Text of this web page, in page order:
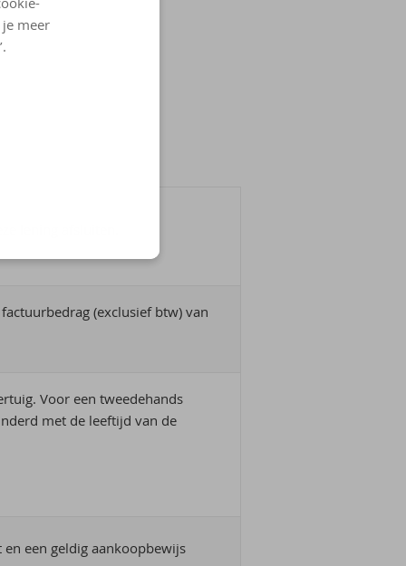
meer
lening afsluiten.
(exclusief btw) van
Voor een tweedehands
met de leeftijd van de
een geldig aankoopbewijs